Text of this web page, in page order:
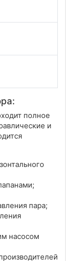
полное
и
пара;
насосом